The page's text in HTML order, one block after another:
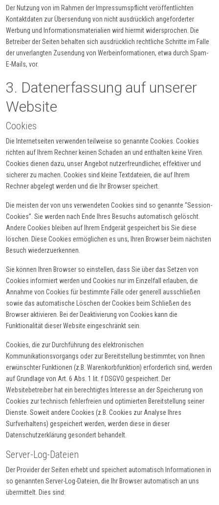
Der Nutzung von im Rahmen der Impressumspflicht veröffentlichten
Kontaktdaten zur Übersendung von nicht ausdrücklich angeforderter
Werbung und Informationsmaterialien wird hiermit widersprochen. Die
Betreiber der Seiten behalten sich ausdrücklich rechtliche Schritte im Falle
der unverlangten Zusendung von Werbeinformationen, etwa durch Spam-
E-Mails, vor.
3. Datenerfassung auf unserer
Website
Cookies
Die Internetseiten verwenden teilweise so genannte Cookies. Cookies
richten auf Ihrem Rechner keinen Schaden an und enthalten keine Viren.
Cookies dienen dazu, unser Angebot nutzerfreundlicher, effektiver und
sicherer zu machen. Cookies sind kleine Textdateien, die auf Ihrem
Rechner abgelegt werden und die Ihr Browser speichert.
Die meisten der von uns verwendeten Cookies sind so genannte “Session-
Cookies”. Sie werden nach Ende Ihres Besuchs automatisch gelöscht.
Andere Cookies bleiben auf Ihrem Endgerät gespeichert bis Sie diese
löschen. Diese Cookies ermöglichen es uns, Ihren Browser beim nächsten
Besuch wiederzuerkennen.
Sie können Ihren Browser so einstellen, dass Sie über das Setzen von
Cookies informiert werden und Cookies nur im Einzelfall erlauben, die
Annahme von Cookies für bestimmte Fälle oder generell ausschließen
sowie das automatische Löschen der Cookies beim Schließen des
Browser aktivieren. Bei der Deaktivierung von Cookies kann die
Funktionalität dieser Website eingeschränkt sein.
Cookies, die zur Durchführung des elektronischen
Kommunikationsvorgangs oder zur Bereitstellung bestimmter, von Ihnen
erwünschter Funktionen (z.B. Warenkorbfunktion) erforderlich sind, werden
auf Grundlage von Art. 6 Abs. 1 lit. f DSGVO gespeichert. Der
Websitebetreiber hat ein berechtigtes Interesse an der Speicherung von
Cookies zur technisch fehlerfreien und optimierten Bereitstellung seiner
Dienste. Soweit andere Cookies (z.B. Cookies zur Analyse Ihres
Surfverhaltens) gespeichert werden, werden diese in dieser
Datenschutzerklärung gesondert behandelt.
Server-Log-Dateien
Der Provider der Seiten erhebt und speichert automatisch Informationen in
so genannten Server-Log-Dateien, die Ihr Browser automatisch an uns
übermittelt. Dies sind: